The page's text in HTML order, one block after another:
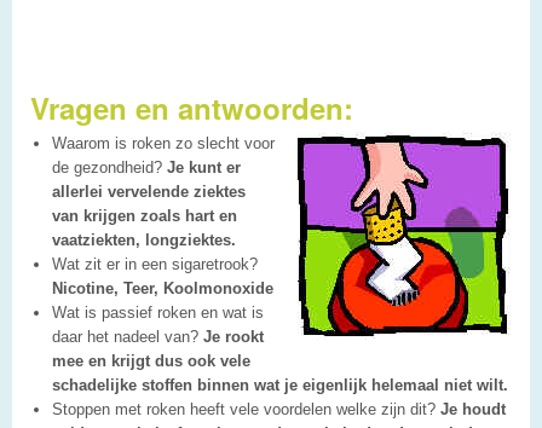
Vragen en antwoorden:
Waarom is roken zo slecht voor
de gezondheid? Je kunt er
allerlei vervelende ziektes
van krijgen zoals hart en
vaatziekten, longziektes.
Wat zit er in een sigaretrook?
Nicotine, Teer, Koolmonoxide
Wat is passief roken en wat is
daar het nadeel van? Je rookt
mee en krijgt dus ook vele
schadelijke stoffen binnen wat je eigenlijk helemaal niet wilt.
Stoppen met roken heeft vele voordelen welke zijn dit? Je houdt